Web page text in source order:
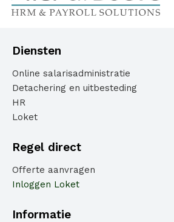
Diensten
Online salarisadministratie
Detachering en uitbesteding
HR
Loket
Regel direct
Offerte aanvragen
Inloggen Loket
Informatie